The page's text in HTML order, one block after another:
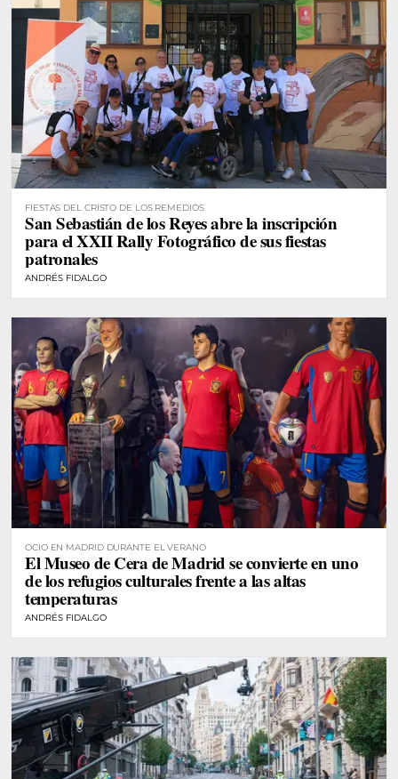
FIESTAS DEL CRISTO DE LOS REMEDIOS
San Sebastián de los Reyes abre la inscripción
para el XXII Rally Fotográfico de sus fiestas
patronales
ANDRÉS FIDALGO
OCIO EN MADRID DURANTE EL VERANO
El Museo de Cera de Madrid se convierte en uno
de los refugios culturales frente a las altas
temperaturas
ANDRÉS FIDALGO